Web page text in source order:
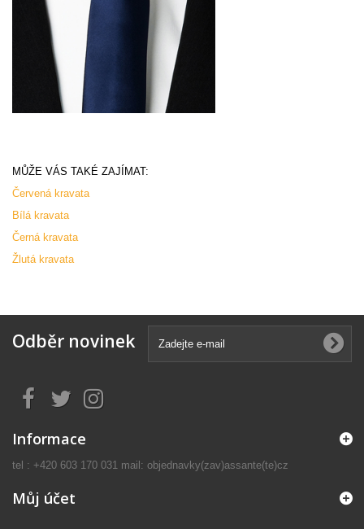
MŮŽE VÁS TAKÉ ZAJÍMAT:
Červená kravata
Bílá kravata
Černá kravata
Žlutá kravata
Odběr novinek
Informace
tel : +420 603 170 031 mail: objednavky(zav)assante(te)cz
Můj účet